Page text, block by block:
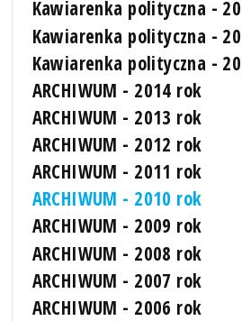
Kawiarenka polityczna -
Kawiarenka polityczna -
Kawiarenka polityczna -
ARCHIWUM - 2014 rok
ARCHIWUM - 2013 rok
ARCHIWUM - 2012 rok
ARCHIWUM - 2011 rok
ARCHIWUM - 2010 rok
ARCHIWUM - 2009 rok
ARCHIWUM - 2008 rok
ARCHIWUM - 2007 rok
ARCHIWUM - 2006 rok